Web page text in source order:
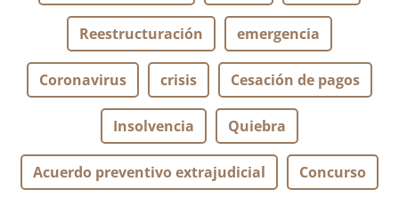
Reestructuración emergencia
Coronavirus crisis Cesación de pagos
Insolvencia Quiebra
Acuerdo preventivo extrajudicial Concurso